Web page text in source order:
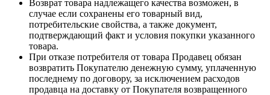
Возврат товара надлежащего качества возможен, в
случае если сохранены его товарный вид,
потребительские свойства, а также документ,
подтверждающий факт и условия покупки указанного
товара.
При отказе потребителя от товара Продавец обязан
возвратить Покупателю денежную сумму, уплаченную
последнему по договору, за исключением расходов
продавца на доставку от Покупателя возвращенного